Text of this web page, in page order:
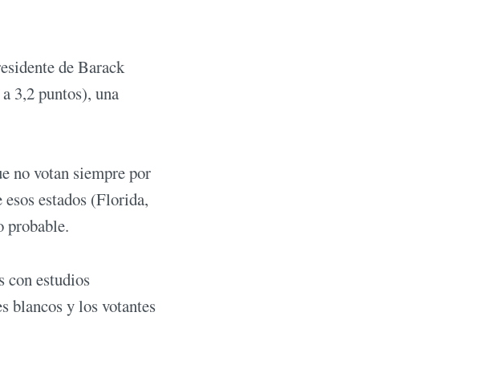
de Barack
3,2 puntos), una
no votan siempre por
estados (Florida,
probable.
con estudios
blancos y los votantes